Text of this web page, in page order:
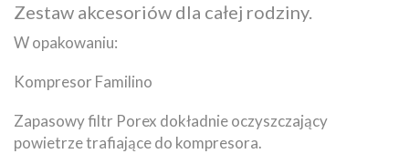
Zestaw akcesoriów dla całej rodziny.
W opakowaniu:
Kompresor Familino
Zapasowy filtr Porex dokładnie oczyszczający
powietrze trafiające do kompresora.